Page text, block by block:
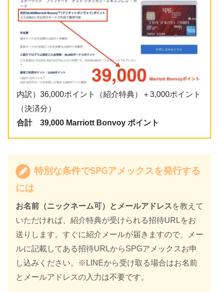
内訳）36,000ポイント（紹介特典）＋3,000ポイント
（決済分）
合計 39,000 Marriott Bonvoy ポイント
特別な条件でSPGアメックスを発行する
には
お名前（ニックネーム可）とメールアドレスを教えて
いただければ、紹介特典が受けられる招待URLをお
送りします。すぐに紹介メールが届きますので、メー
ルに記載してある招待URLからSPGアメックスお申
し込みください。※LINEから受け取る場合はお名前
とメールアドレスの入力は不要です。